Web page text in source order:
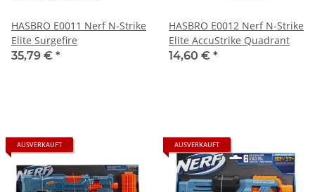
HASBRO E0011 Nerf N-Strike
Elite Surgefire
35,79 € *
HASBRO E0012 Nerf N-Strike
Elite AccuStrike Quadrant
14,60 € *
AUSVERKAUFT AUSVERKAUFT